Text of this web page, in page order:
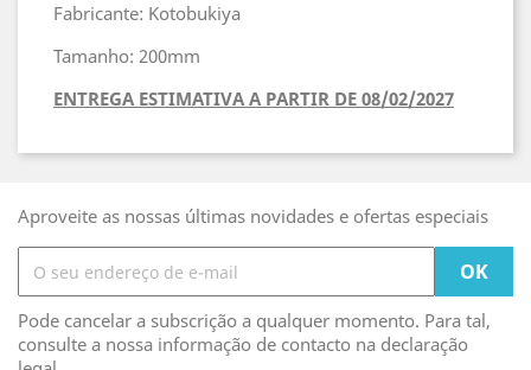
Fabricante: Kotobukiya
Tamanho: 200mm
ENTREGA ESTIMATIVA A PARTIR DE 08/02/2027
Aproveite as nossas últimas novidades e ofertas especiais
Pode cancelar a subscrição a qualquer momento. Para tal,
consulte a nossa informação de contacto na declaração